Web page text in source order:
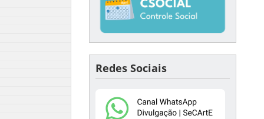
Redes Sociais